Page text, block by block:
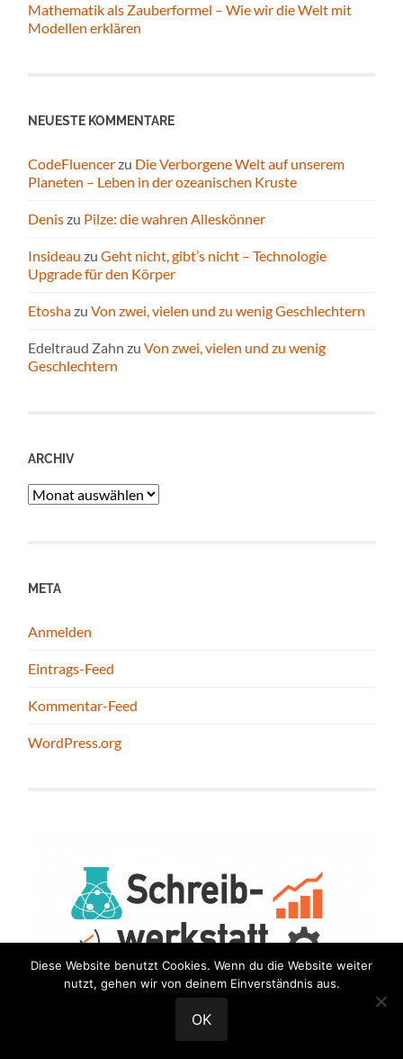
Mathematik als Zauberformel – Wie wir die Welt mit
Modellen erklären
NEUESTE KOMMENTARE
CodeFluencerzu Die Verborgene Welt auf unserem
Planeten – Leben in der ozeanischen Kruste
Deniszu Pilze: die wahren Alleskönner
Insideau zuGeht nicht, gibt’s nicht – Technologie
Upgrade für den Körper
EtoshazuVon zwei, vielen und zu wenig Geschlechtern
Edeltraud Zahn zuVon zwei, vielen und zu wenig
Geschlechtern
ARCHIV
Archiv
META
Anmelden
Eintrags-Feed
Kommentar-Feed
WordPress.org
Diese Website benutzt Cookies. Wenn du die Website weiter
nutzt, gehen wir von deinem Einverständnis aus.
OK